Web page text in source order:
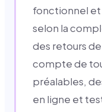
fonctionnel et
selon la
des retours
compte de
préalables,
en ligne et